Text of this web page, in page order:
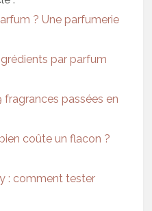
? Une parfumerie
par parfum
fragrances passées en
coûte un flacon ?
: comment tester